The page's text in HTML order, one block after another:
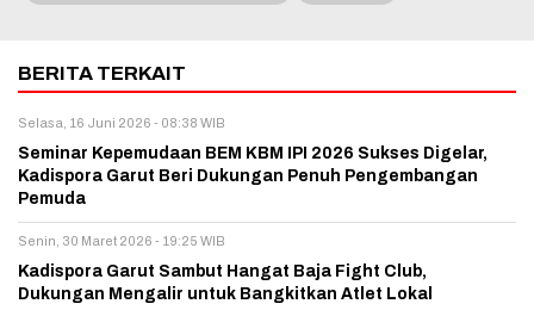
BERITA TERKAIT
Selasa, 16 Juni 2026 - 08:38 WIB
Seminar Kepemudaan BEM KBM IPI 2026 Sukses Digelar,
Kadispora Garut Beri Dukungan Penuh Pengembangan
Pemuda
Senin, 30 Maret 2026 - 19:25 WIB
Kadispora Garut Sambut Hangat Baja Fight Club,
Dukungan Mengalir untuk Bangkitkan Atlet Lokal